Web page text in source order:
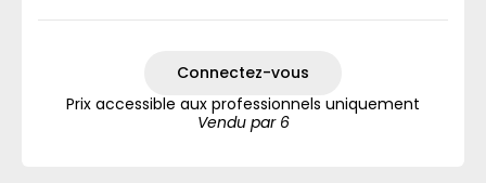
Connectez-vous
Prix accessible aux professionnels uniquement
Vendu par 6